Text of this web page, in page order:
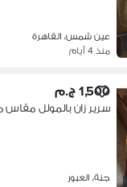
عين شمس، القاهرة
منذ 4 أيام
1,500 ج.م
سرير زان بالمولل مقاس
جنة، العبور